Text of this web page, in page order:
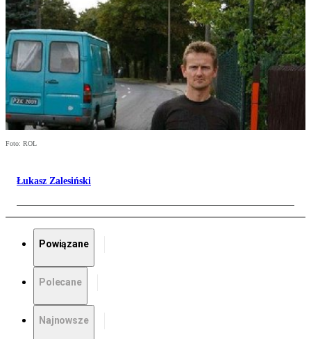
Foto: ROL
Łukasz Zalesiński
Powiązane
Polecane
Najnowsze